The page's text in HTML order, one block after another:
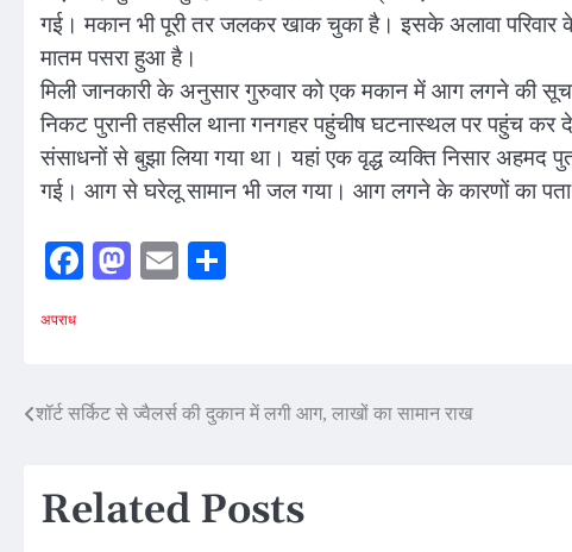
गई। मकान भी पूरी तर जलकर खाक चुका है। इसके अलावा परिवार
मातम पसरा हुआ है।
मिली जानकारी के अनुसार गुरुवार को एक मकान में आग लगने की
निकट पुरानी तहसील थाना गनगहर पहुंचीष घटनास्थल पर पहुंच कर
संसाधनों से बुझा लिया गया था। यहां एक वृद्ध व्यक्ति निसार
गई। आग से घरेलू सामान भी जल गया। आग लगने के कारणों का पता
Facebook
Mastodon
Email
अपराध
Post
शॉर्ट सर्किट से ज्वैलर्स की दुकान में लगी आग, लाखों का सामान राख
Related Posts